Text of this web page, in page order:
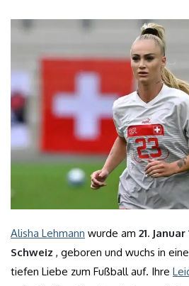
Alisha Lehmann wurde am 21.
Schweiz , geboren und wuchs in
tiefen Liebe zum Fußball auf. Ihre